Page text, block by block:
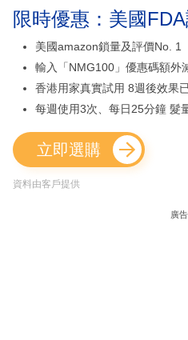
限時優惠：美國
美國amazon鎖量及評價No. 1
輸入「NMG100」優惠碼額外
香港用家真實試用 8週後效果
每週使用3次、每日25分鐘 髮
立即選購
資料由客戶提供
廣告